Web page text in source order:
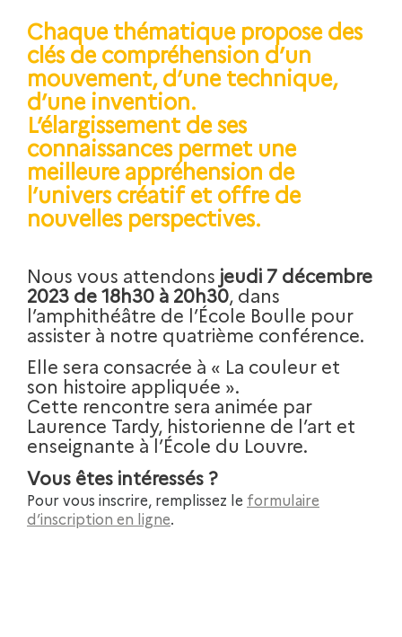
Chaque thématique propose des
clés de compréhension d’un
mouvement,d’une technique,
d’une invention.
L’élargissement de ses
connaissances permet une
meilleure appréhension de
l’univers créatif et offre de
nouvelles perspectives.
Nous vous attendons jeudi 7 décembre
2023 de 18h30 à 20h30, dans
l’amphithéâtre de l’École Boulle pour
assister à notre quatrième conférence.
Elle sera consacrée à « La couleur et
son histoire appliquée ».
Cette rencontre sera animée par
Laurence Tardy, historienne de l’art et
enseignante à l’École du Louvre.
Vous êtes intéressés ?
Pour vous inscrire, remplissez le formulaire
d’inscription en ligne.